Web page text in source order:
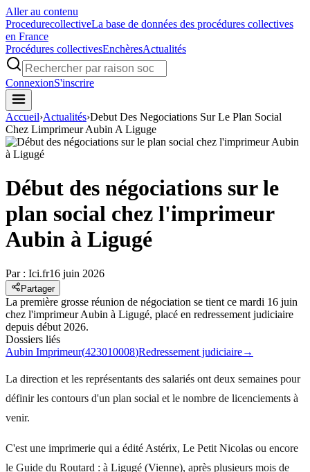
Aller au contenu
ProcedurecollectiveLa base de données des procédures collectives
en France
Procédures collectivesEnchèresActualités
ConnexionS'inscrire
Accueil›Actualités›Debut Des Negociations Sur Le Plan Social
Chez Limprimeur Aubin A Liguge
Début des négociations sur le
plan social chez l'imprimeur
Aubin à Ligugé
Par : Ici.fr16 juin 2026
Partager
La première grosse réunion de négociation se tient ce mardi 16 juin
chez l'imprimeur Aubin à Ligugé, placé en redressement judiciaire
depuis début 2026.
Dossiers liés
Aubin Imprimeur(423010008)Redressement judiciaire→
La direction et les représentants des salariés ont deux semaines pour
définir les contours d'un plan social et le nombre de licenciements à
venir.
C'est une imprimerie qui a édité Astérix, Le Petit Nicolas ou encore
le Guide du Routard : à Ligugé (Vienne), après plusieurs mois de